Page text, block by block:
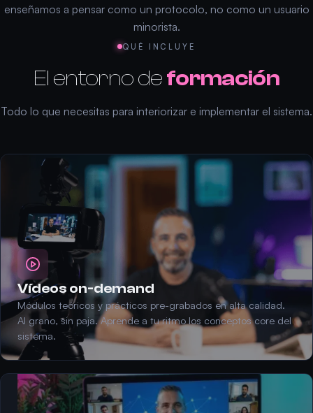
enseñamos a pensar como un protocolo, no como un usuario
minorista.
QUÉ INCLUYE
El entorno deformación
Todo lo que necesitas para interiorizar e implementar el sistema.
Vídeos on-demand
Módulos teóricos y prácticos pre-grabados en alta calidad.
Al grano, sin paja. Aprende a tu ritmo los conceptos core del
sistema.